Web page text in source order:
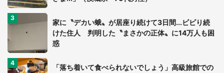
家に〝デカい蛾〟が居座り続けて3日間...ビビり続
けた住人 判明した〝まさかの正体〟に14万人も困
惑
「落ち着いて食べられないでしょう」高級旅館での